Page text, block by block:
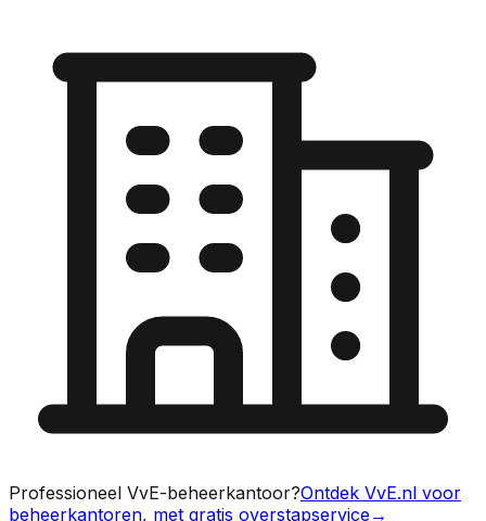
Professioneel VvE-beheerkantoor?Ontdek VvE.nl voor
beheerkantoren, met gratis overstapservice→